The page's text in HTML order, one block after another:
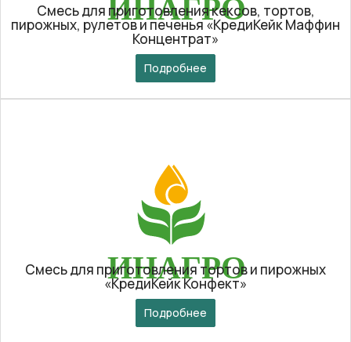
Смесь для приготовления кексов, тортов,
пирожных, рулетов и печенья «КредиКейк Маффин
Концентрат»
Подробнее
Смесь для приготовления тортов и пирожных
«КредиКейк Конфект»
Подробнее